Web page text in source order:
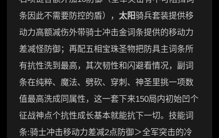
条因此不需要防控的盾）， 太阳骑兵套装提供移
动力高额减伤外带骑士冲击金词条提供的移动力
差减怪防御；再配五相宝珠圣物把防具主词条所
有抗性洗到最高，其次韧性和闪避看情况，副词
条在纯粹、魔法、劈砍、穿刺、神圣里挑一项数
值最高洗成同属性，这一套下来150局内初始凹个
征战神点个抗性成长基本就能抗下一切。技能词
条:骑士冲击移动力差减2点防御＞全军突击的冷